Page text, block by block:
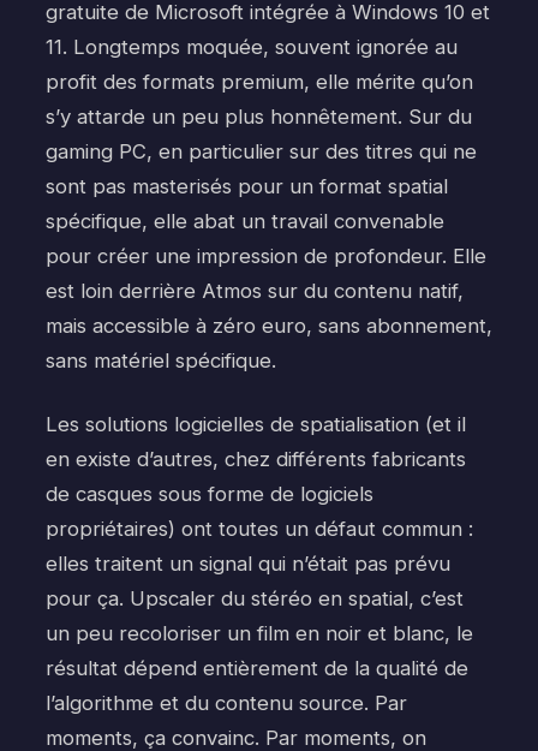
gratuite de Microsoft intégrée à Windows 10 et
11. Longtemps moquée, souvent ignorée au
profit des formats premium, elle mérite qu’on
s’y attarde un peu plus honnêtement. Sur du
gaming PC, en particulier sur des titres qui ne
sont pas masterisés pour un format spatial
spécifique, elle abat un travail convenable
pour créer une impression de profondeur. Elle
est loin derrière Atmos sur du contenu natif,
mais accessible à zéro euro, sans abonnement,
sans matériel spécifique.
Les solutions logicielles de spatialisation (et il
en existe d’autres, chez différents fabricants
de casques sous forme de logiciels
propriétaires) ont toutes un défaut commun :
elles traitent un signal qui n’était pas prévu
pour ça. Upscaler du stéréo en spatial, c’est
un peu recoloriser un film en noir et blanc, le
résultat dépend entièrement de la qualité de
l’algorithme et du contenu source. Par
moments, ça convainc. Par moments, on